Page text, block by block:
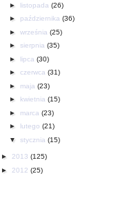
► listopada (26)
► października (36)
► września (25)
► sierpnia (35)
► lipca (30)
► czerwca (31)
► maja (23)
► kwietnia (15)
► marca (23)
► lutego (21)
▼ stycznia (15)
► 2013 (125)
► 2012 (25)